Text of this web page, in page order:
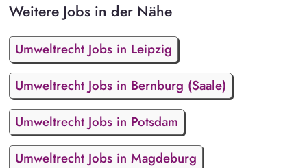
Weitere Jobs in der Nähe
Umweltrecht Jobs in Leipzig
Umweltrecht Jobs in Bernburg (Saale)
Umweltrecht Jobs in Potsdam
Umweltrecht Jobs in Magdeburg